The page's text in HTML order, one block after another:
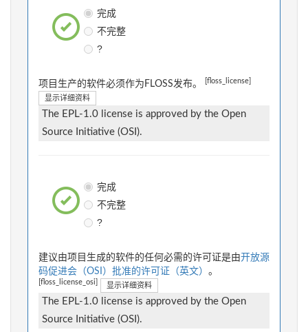
完成
不完整
?
项目生产的软件必须作为FLOSS发布。 [floss_license]
显示详细资料
The EPL-1.0 license is approved by the Open
Source Initiative (OSI).
完成
不完整
?
建议由项目生成的软件的任何必需的许可证是由开放源
码促进会（OSI）批准的许可证（英文） 。
[floss_license_osi] 显示详细资料
The EPL-1.0 license is approved by the Open
Source Initiative (OSI).